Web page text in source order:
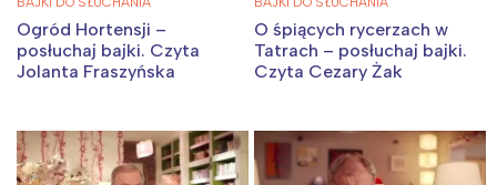
Ogród Hortensji –
posłuchaj bajki. Czyta
Jolanta Fraszyńska
O śpiących rycerzach w
Tatrach – posłuchaj bajki.
Czyta Cezary Żak